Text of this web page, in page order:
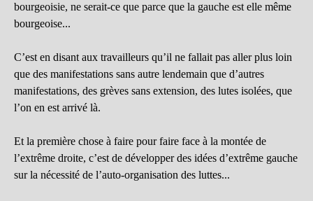
bourgeoisie, ne serait-ce que parce que la gauche est elle même
bourgeoise...
C’est en disant aux travailleurs qu’il ne fallait pas aller plus loin
que des manifestations sans autre lendemain que d’autres
manifestations, des grèves sans extension, des lutes isolées, que
l’on en est arrivé là.
Et la première chose à faire pour faire face à la montée de
l’extrême droite, c’est de développer des idées d’extrême gauche
sur la nécessité de l’auto-organisation des luttes...